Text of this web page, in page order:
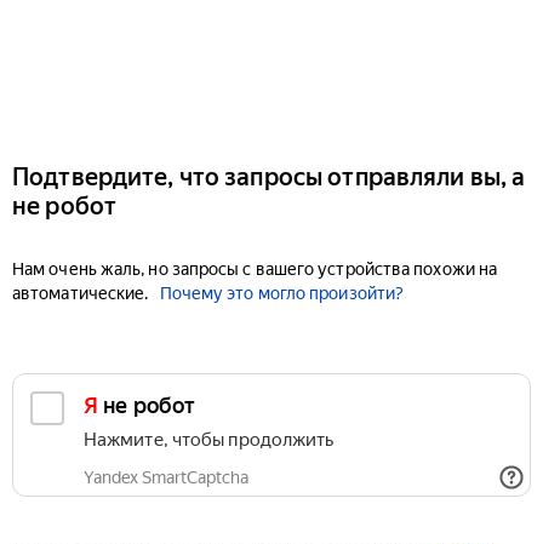
Подтвердите, что запросы отправляли вы, а
не робот
Нам очень жаль, но запросы с вашего устройства похожи на
автоматические.
Почему это могло произойти?
Я не робот
Нажмите, чтобы продолжить
Yandex SmartCaptcha